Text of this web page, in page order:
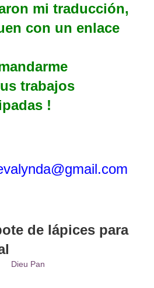
mi traducción,
con un enlace
trabajos
!
valynda@gmail.com
de lápices para